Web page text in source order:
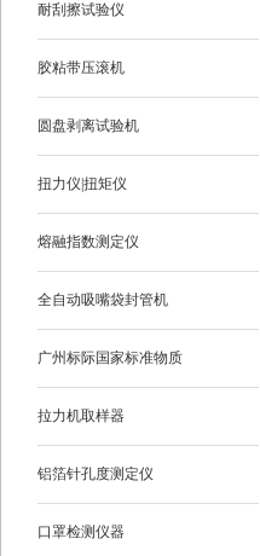
耐刮擦试验仪
胶粘带压滚机
圆盘剥离试验机
扭力仪|扭矩仪
熔融指数测定仪
全自动吸嘴袋封管机
广州标际国家标准物质
拉力机取样器
铝箔针孔度测定仪
口罩检测仪器